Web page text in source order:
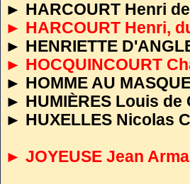
► HARCOURT Henri
► HARCOURT Henri,
► HENRIETTE
► HOCQUINCOURT
► HOMME AU
► HUMIÈRES Louis de
► HUXELLES Nicolas
► JOYEUSE Jean